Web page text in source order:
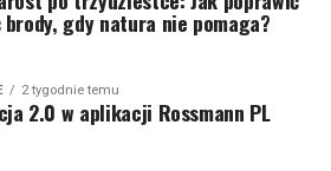
brody, gdy natura nie pomaga?
2 tygodnie temu
2.0 w aplikacji Rossmann PL